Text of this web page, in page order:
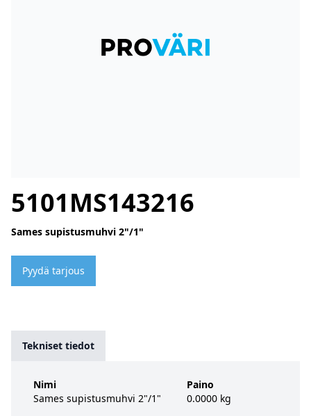
5101MS143216
Sames supistusmuhvi 2"/1"
Pyydä tarjous
Tekniset tiedot
Nimi
Sames supistusmuhvi 2"/1"
Paino
0.0000 kg